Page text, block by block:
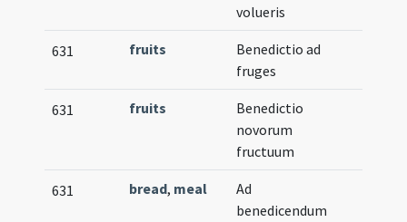
volueris
631 fruits
Benedictio ad
fruges
631 fruits
Benedictio
novorum
fructuum
631 bread, meal
Ad
benedicendum